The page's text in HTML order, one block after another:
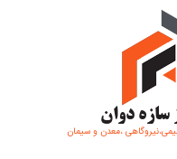
سازه دوان
،معدن و سیمان